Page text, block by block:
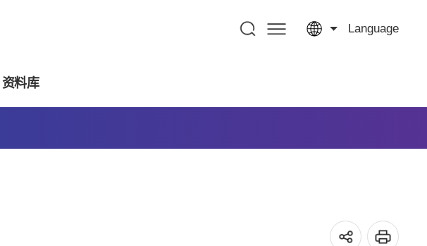
Language
资料库